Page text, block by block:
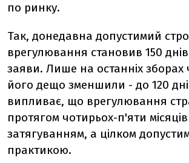
по ринку.
Так, донедавна допустимий
врегулювання становив 150
заяви. Лише на останніх зборах
його дещо зменшили - до 120
випливає, що врегулювання
протягом чотирьох-п'яти
затягуванням, а цілком
практикою.